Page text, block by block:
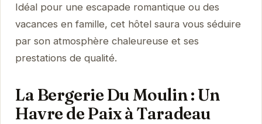
Idéal pour une escapade romantique ou des
vacances en famille, cet hôtel saura vous séduire
par son atmosphère chaleureuse et ses
prestations de qualité.
La Bergerie Du Moulin : Un
Havre de Paix à Taradeau